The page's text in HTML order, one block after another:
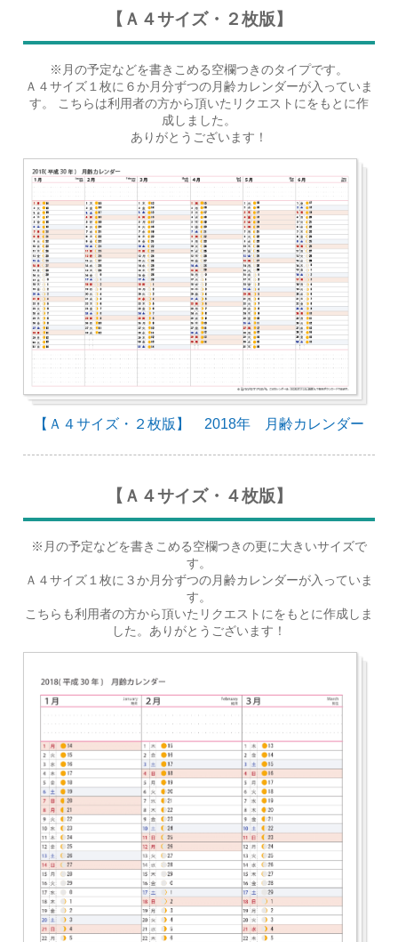
【Ａ４サイズ・２枚版】
※月の予定などを書きこめる空欄つきのタイプです。
Ａ４サイズ１枚に６か月分ずつの月齢カレンダーが入っていま
す。 こちらは利用者の方から頂いたリクエストにをもとに作
成しました。
ありがとうございます！
【Ａ４サイズ・２枚版】 2018年 月齢カレンダー
【Ａ４サイズ・４枚版】
※月の予定などを書きこめる空欄つきの更に大きいサイズで
す。
Ａ４サイズ１枚に３か月分ずつの月齢カレンダーが入っていま
す。
こちらも利用者の方から頂いたリクエストにをもとに作成しま
した。ありがとうございます！